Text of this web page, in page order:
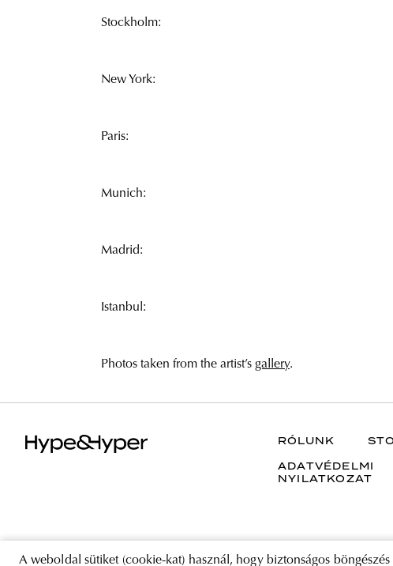
Stockholm:
New York:
Paris:
Munich:
Madrid:
Istanbul:
Photos taken from the artist’s gallery.
A weboldal sütiket (cookie-kat) használ, hogy biztonságos
RÓLUNK
ADATVÉDELMI
NYILATKOZAT